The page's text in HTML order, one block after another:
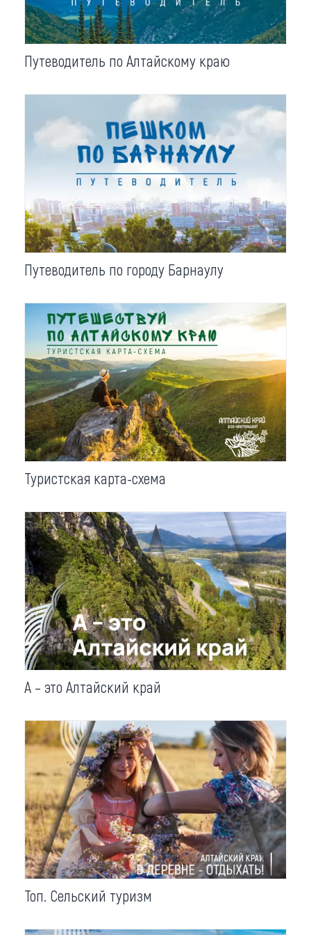
Что привезти (сувениры)
О регионе
Другие рубрики
Путеводитель по Алтайскому краю
Путеводитель по городу Барнаулу
Туристская карта-схема
А – это Алтайский край
Топ. Сельский туризм